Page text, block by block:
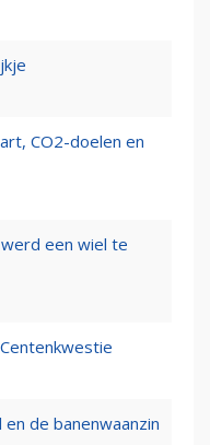
CO2-doelen en
een wiel te
en de banenwaanzin